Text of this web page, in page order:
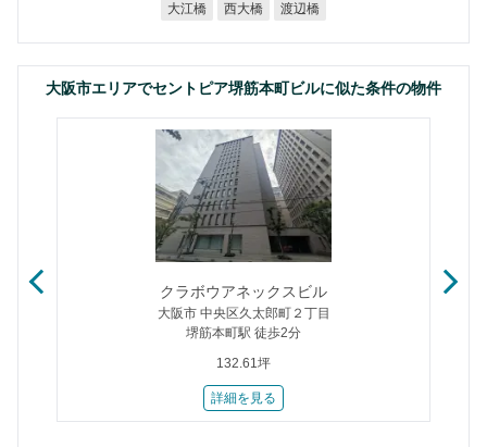
大江橋 西大橋 渡辺橋
大阪市エリアでセントピア堺筋本町ビルに似た条件の物件
クラボウアネックスビル
大阪市 中央区久太郎町２丁目
堺筋本町駅 徒歩2分
132.61坪
詳細を見る